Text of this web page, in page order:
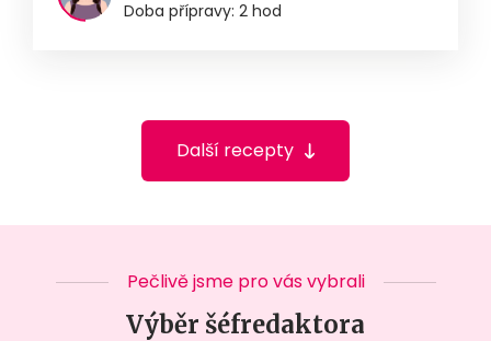
Doba přípravy: 2 hod
Další recepty
Pečlivě jsme pro vás vybrali
Výběr šéfredaktora